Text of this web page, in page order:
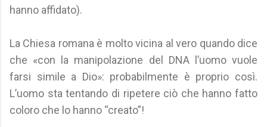
hanno affidato).
La Chiesa romana è molto vicina al vero quando dice
che «con la manipolazione del DNA l’uomo vuole
farsi simile a Dio»: probabilmente è proprio così.
L’uomo sta tentando di ripetere ciò che hanno fatto
coloro che lo hanno “creato”!